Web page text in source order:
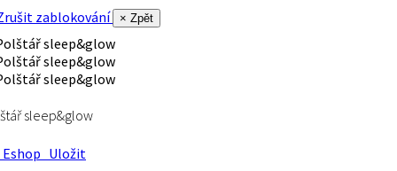
zablokování
× Zpět
sleep&glow
Uložit